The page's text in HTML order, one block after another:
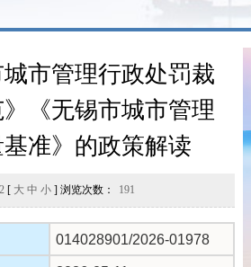
市管理行政处罚裁
《无锡市城市管理
准》的政策解读
[ 大 中 小] 浏览次数： 191
014028901/2026-01978